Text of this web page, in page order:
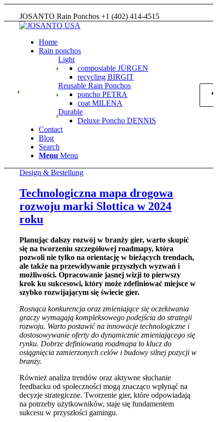
JOSANTO Rain Ponchos +1 (402) 414-4515
Home
Rain ponchos
Light
compostable JÜRGEN
recycling BIRGIT
Reusable Rain Ponchos
poncho PETRA
coat MILENA
Durable
Deluxe Poncho DENNIS
Contact
Blog
Search
Menu Menu
Design & Bestellung
Technologiczna mapa drogowa
rozwoju marki Slottica w 2024
roku
Planując dalszy rozwój w branży gier, warto skupić
się na tworzeniu szczegółowej roadmapy, która
pozwoli nie tylko na orientację w bieżących trendach,
ale także na przewidywanie przyszłych wyzwań i
możliwości. Opracowanie jasnej wizji to pierwszy
krok ku sukcesowi, który może zdefiniować miejsce w
szybko rozwijającym się świecie gier.
Rosnąca konkurencja oraz zmieniające się oczekiwania
graczy wymagają kompleksowego podejścia do strategii
rozwoju. Warto postawić na innowacje technologiczne i
dostosowywanie oferty do dynamicznie zmieniającego się
rynku. Dobrze definiowana roadmapa to klucz do
osiągnięcia zamierzonych celów i budowy silnej pozycji w
branży.
Również analiza trendów oraz aktywne słuchanie
feedbacku od społeczności mogą znacząco wpłynąć na
decyzje strategiczne. Tworzenie gier, które odpowiadają
na potrzeby użytkowników, staje się fundamentem
sukcesu w przyszłości gamingu.